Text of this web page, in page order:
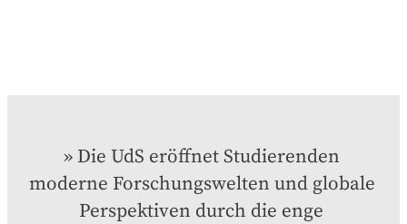
Die UdS eröffnet Studierenden
moderne Forschungswelten und globale
Perspektiven durch die enge